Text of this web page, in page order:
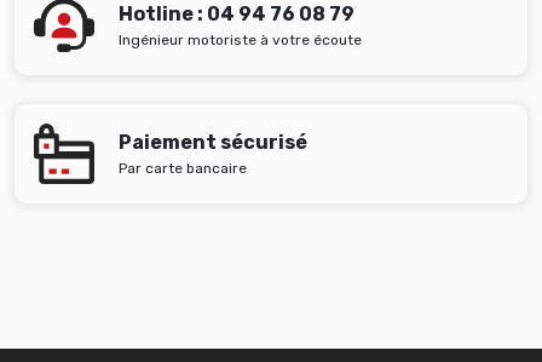
Hotline : 04 94 76 08 79
Ingénieur motoriste à votre écoute
Paiement sécurisé
Par carte bancaire